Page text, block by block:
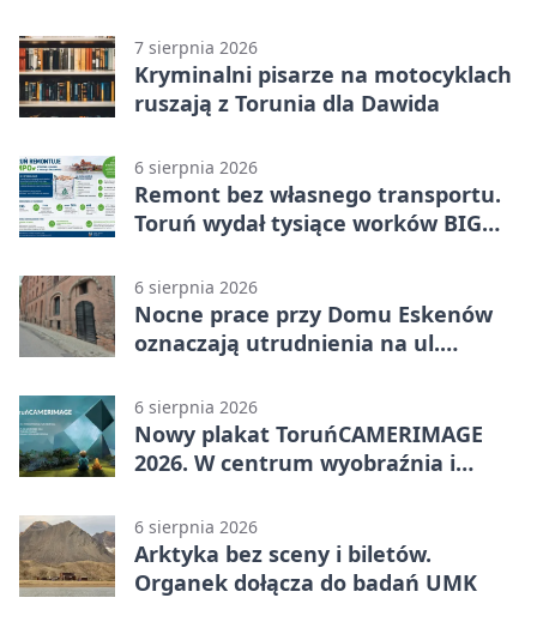
7 sierpnia 2026
Kryminalni pisarze na motocyklach
ruszają z Torunia dla Dawida
6 sierpnia 2026
Remont bez własnego transportu.
Toruń wydał tysiące worków BIG
6 sierpnia 2026
Nocne prace przy Domu Eskenów
oznaczają utrudnienia na ul.
6 sierpnia 2026
Nowy plakat ToruńCAMERIMAGE
2026. W centrum wyobraźnia i
6 sierpnia 2026
Arktyka bez sceny i biletów.
Organek dołącza do badań UMK